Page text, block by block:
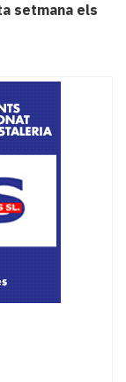
setmana els